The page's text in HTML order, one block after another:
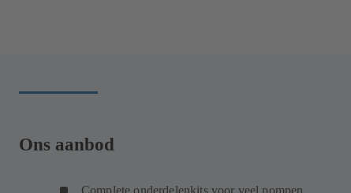
Ons aanbod
Complete onderdelenkits voor veel pompen